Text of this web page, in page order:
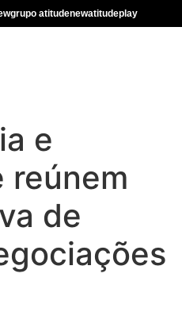
e
reúnem
de
grupo atitudenewatitudeplay